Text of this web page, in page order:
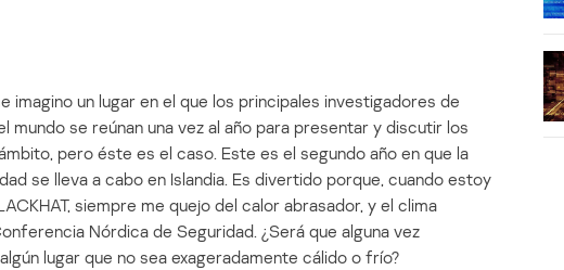
imagino un lugar en el que los principales investigadores de
se reúnan una vez al año para presentar y discutir los
pero éste es el caso. Este es el segundo año en que la
se lleva a cabo en Islandia. Es divertido porque, cuando estoy
siempre me quejo del calor abrasador, y el clima
Nórdica de Seguridad. ¿Será que alguna vez
lugar que no sea exageradamente cálido o frío?